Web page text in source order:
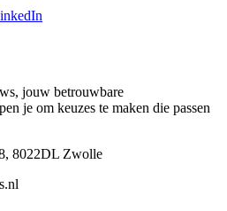
jouw betrouwbare
je om keuzes te maken die passen
8022DL Zwolle